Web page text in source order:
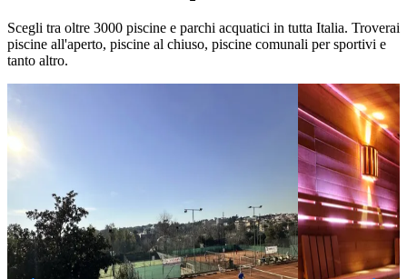
Scegli tra oltre 3000 piscine e parchi acquatici in tutta Italia. Troverai
piscine all'aperto, piscine al chiuso, piscine comunali per sportivi e
tanto altro.